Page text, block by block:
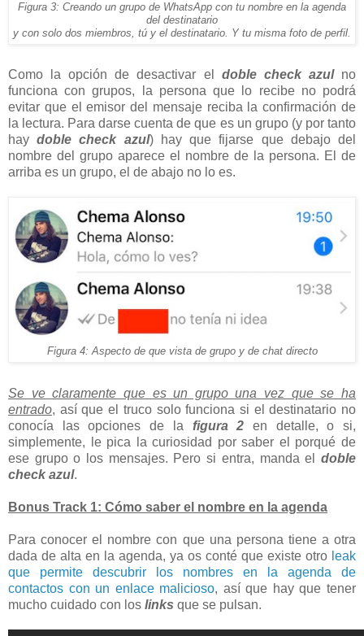
Figura 3: Creando un grupo de WhatsApp con tu nombre en la agenda
del destinatario
y con solo dos miembros, tú y el destinatario. Y tu misma foto de perfil.
Como la opción de desactivar el doble check azulno
funciona con grupos, la persona que lo recibe no podrá
evitar que el emisor del mensaje reciba la confirmación de
la lectura. Para darse cuenta de que es un grupo (y por tanto
haydoble check azul) hay que fijarse que debajo del
nombre del grupo aparece el nombre de la persona. El de
arriba es un grupo, el de abajo no lo es.
Figura 4: Aspecto de que vista de grupo y de chat directo
Se ve claramente que es un grupo una vez que se ha
entrado, así que el truco solo funciona si el destinatario no
conocía las opciones de la figura 2 en detalle, o si,
simplemente, le pica la curiosidad por saber el porqué de
ese grupo o los mensajes. Pero si entra, manda el doble
check azul.
Bonus Track 1: Cómo saber el nombre en la agenda
Para conocer el nombre con que una persona tiene a otra
dada de alta en la agenda, ya os conté que existe otro leak
que permite descubrir los nombres en la agenda de
contactos con un enlace malicioso, así que hay que tener
mucho cuidado con los links que se pulsan.